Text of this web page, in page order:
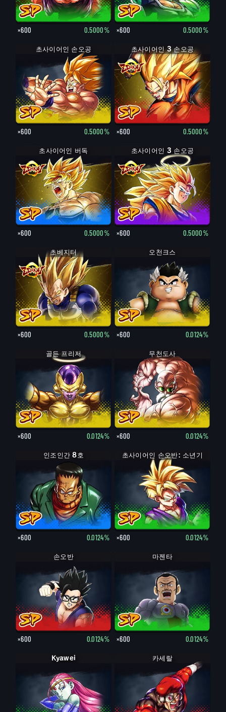
×600 0.5000% ×600 0.5000%
초사이어인 손오공
×600 0.5000%
초사이어인 3 손오공
×600 0.5000%
초사이어인 버독
×600 0.5000%
초사이어인 3 손오공
×600 0.5000%
초베지터
×600 0.5000%
오천크스
×600 0.0124%
골든 프리저
×600 0.0124%
무천도사
×600 0.0124%
인조인간 8호
×600 0.0124%
초사이어인 손오반: 소년기
×600 0.0124%
손오반
×600 0.0124%
마젠타
×600 0.0124%
Kyawei 카세랄